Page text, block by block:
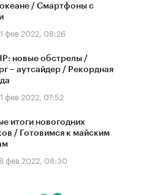
/ Смартфоны с
фев 2022, 08:26
новые обстрелы /
– аутсайдер / Рекордная
фев 2022, 07:52
итоги новогодних
/ Готовимся к майским
фев 2022, 08:30